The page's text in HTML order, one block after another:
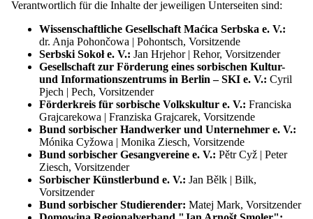
Unser Festival
Übersicht: Programm
Festivalorte
Tickets und Eintritt
Mitwirkende und Gruppen
Übersicht: Mitwirkende und Gruppen
Bewerbung für Ensembles
Mediathek
Unterstützer und Partner
Kontakt
Kontrast
Schrift
Verantwortlich für die Inhalte der jeweiligen Unterseiten sind:
Wissenschaftliche Gesellschaft Maćica Serbska e. V.:
dr. Anja Pohončowa | Pohontsch, Vorsitzende
Serbski Sokoł e. V.: Jan Hrjehor | Rehor, Vorsitzender
Gesellschaft zur Förderung eines sorbischen Kultur-
und Informationszentrums in Berlin – SKI e. V.: Cyril
Pjech | Pech, Vorsitzender
Förderkreis für sorbische Volkskultur e. V.: Franciska
Grajcarekowa | Franziska Grajcarek, Vorsitzende
Bund sorbischer Handwerker und Unternehmer e. V.:
Mónika Cyžowa | Monika Ziesch, Vorsitzende
Bund sorbischer Gesangvereine e. V.: Pětr Cyž | Peter
Ziesch, Vorsitzender
Sorbischer Künstlerbund e. V.: Jan Bělk | Bilk,
Vorsitzender
Bund sorbischer Studierender: Matej Mark, Vorsitzender
Verantwortlicher
Domowina – Zwězk Łužyskich Serbow | Zwjazk Łužiskich
Serbow | Bund Lausitzer Sorben e. V.
Póstowe naměsto | Postplatz 2
Serbski dom | Haus der Sorben
02625 Budyšin | Bautzen
Telefon: +49 (0)3591 550-102
Telefax: +49 (0)3591 42408
E-Mail:sekretariat@domowina.de
Datenschutzbeauftragter